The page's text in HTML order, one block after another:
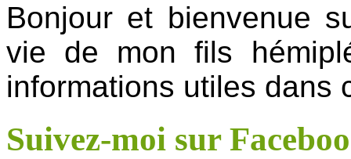
Bonjour et bienvenue
vie de mon fils
informations utiles dans
Suivez-moi sur